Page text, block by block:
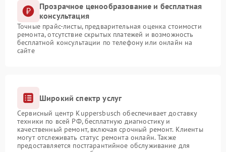
Прозрачное ценообразование и бесплатная
консультация
Точные прайс-листы, предварительная оценка стоимости
ремонта, отсутствие скрытых платежей и возможность
бесплатной консультации по телефону или онлайн на
сайте
Широкий спектр услуг
Сервисный центр Kuppersbusch обеспечивает доставку
техники по всей РФ, бесплатную диагностику и
качественный ремонт, включая срочный ремонт. Клиенты
могут отслеживать статус ремонта онлайн. Также
предоставляется постгарантийное обслуживание для